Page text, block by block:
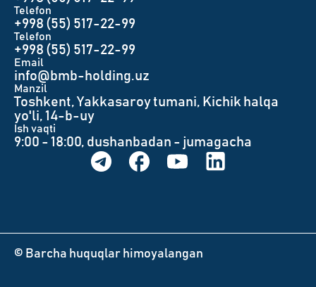
Telefon
+998 (55) 517-22-99
Telefon
+998 (55) 517-22-99
Email
info@bmb-holding.uz​
Manzil
Toshkent, Yakkasaroy tumani, Kichik halqa
yo'li, 14-b-uy
Ish vaqti
9:00 - 18:00, dushanbadan - jumagacha
© Barcha huquqlar himoyalangan